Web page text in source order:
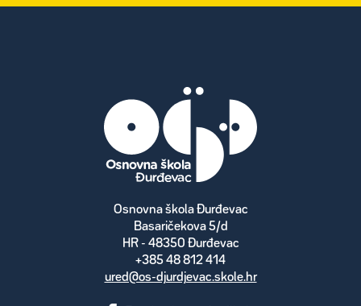
Osnovna škola Đurđevac
Basaričekova 5/d
HR - 48350 Đurđevac
+385 48 812 414
ured@os-djurdjevac.skole.hr